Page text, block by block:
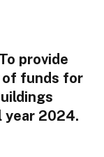
provide
of funds for
year 2024.